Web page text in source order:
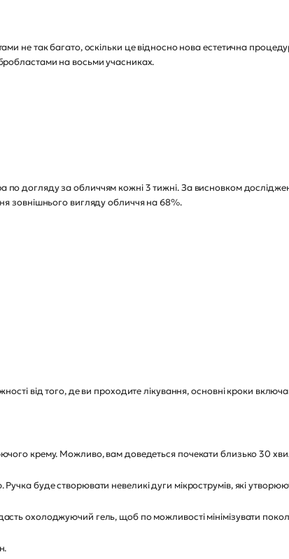
не так багато, оскільки це відносно нова естетична
на восьми учасниках.
догляду за обличчям кожні 3 тижні. За висновком
зовнішнього вигляду обличчя на 68%.
від того, де ви проходите лікування, основні кроки
крему. Можливо, вам доведеться почекати близько 30
буде створювати невеликі дуги мікрострумів, які
охолоджуючий гель, щоб по можливості мінімізувати